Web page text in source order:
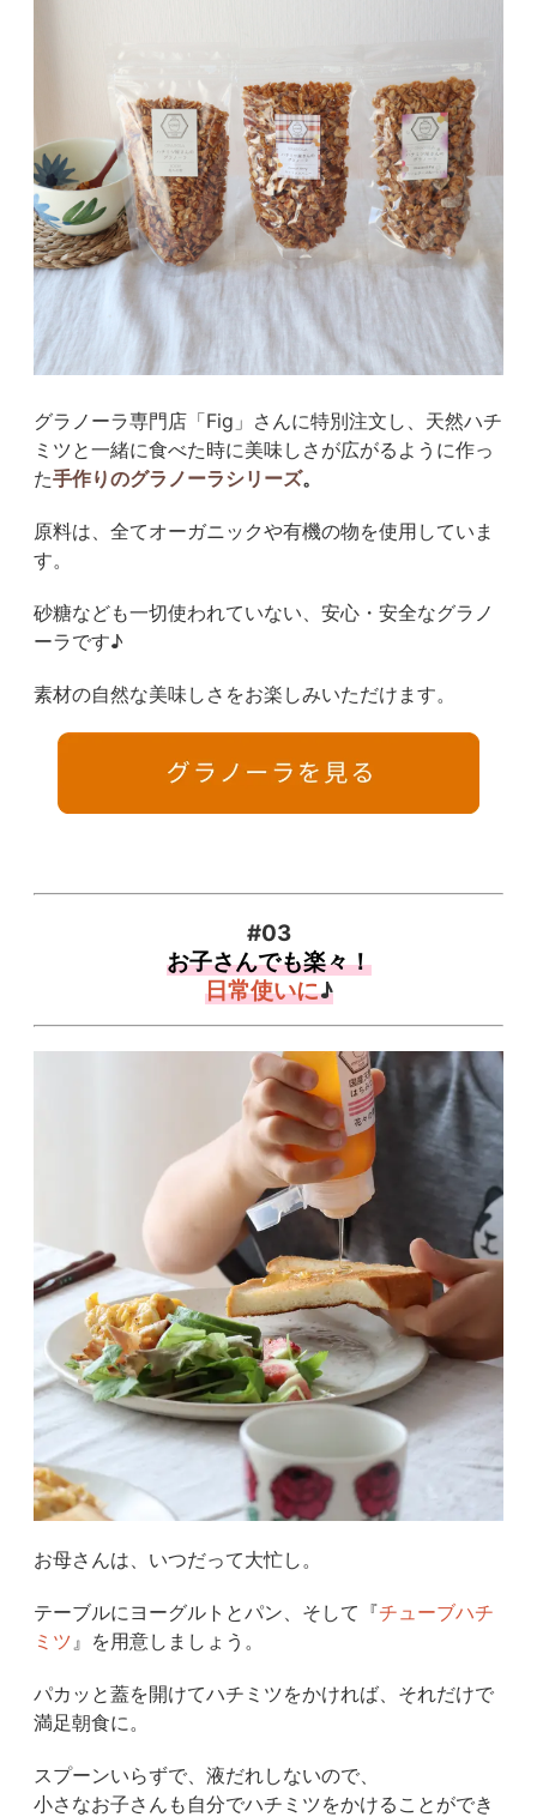
グラノーラ専門店「Fig」さんに特別注文し、天然ハチ
ミツと一緒に食べた時に美味しさが広がるように作っ
た手作りのグラノーラシリーズ。
原料は、全てオーガニックや有機の物を使用していま
す。
砂糖なども一切使われていない、安心・安全なグラノ
ーラです♪
素材の自然な美味しさをお楽しみいただけます。
#03
お子さんでも楽々！
日常使いに♪
お母さんは、いつだって大忙し。
テーブルにヨーグルトとパン、そして『チューブハチ
ミツ』を用意しましょう。
パカッと蓋を開けてハチミツをかければ、それだけで
満足朝食に。
スプーンいらずで、液だれしないので、
小さなお子さんも自分でハチミツをかけることができ